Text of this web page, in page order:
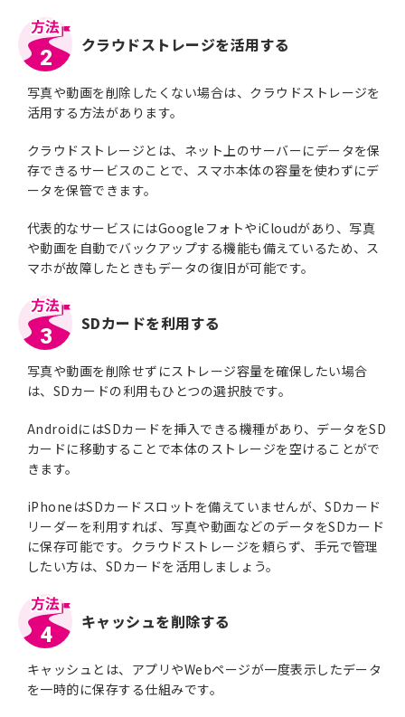
2
クラウドストレージを活用する
写真や動画を削除したくない場合は、クラウドストレージを
活用する方法があります。
クラウドストレージとは、ネット上のサーバーにデータを保
存できるサービスのことで、スマホ本体の容量を使わずにデ
ータを保管できます。
代表的なサービスにはGoogleフォトやiCloudがあり、写真
や動画を自動でバックアップする機能も備えているため、ス
マホが故障したときもデータの復旧が可能です。
3
SDカードを利用する
写真や動画を削除せずにストレージ容量を確保したい場合
は、SDカードの利用もひとつの選択肢です。
AndroidにはSDカードを挿入できる機種があり、データをSD
カードに移動することで本体のストレージを空けることがで
きます。
iPhoneはSDカードスロットを備えていませんが、SDカード
リーダーを利用すれば、写真や動画などのデータをSDカード
に保存可能です。クラウドストレージを頼らず、手元で管理
したい方は、SDカードを活用しましょう。
4
キャッシュを削除する
キャッシュとは、アプリやWebページが一度表示したデータ
を一時的に保存する仕組みです。